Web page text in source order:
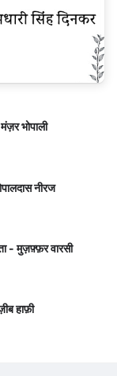
भोपाली
नीरज
- मुज़फ़्फ़र वारसी
हाफ़ी